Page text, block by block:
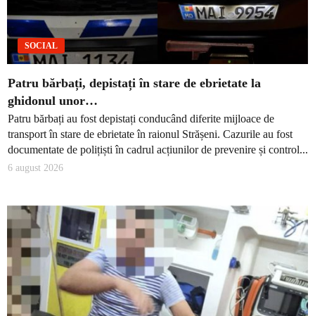
SOCIAL
Patru bărbați, depistați în stare de ebrietate la
ghidonul unor…
Patru bărbați au fost depistați conducând diferite mijloace de
transport în stare de ebrietate în raionul Strășeni. Cazurile au fost
documentate de polițiști în cadrul acțiunilor de prevenire și control...
6 august 2026